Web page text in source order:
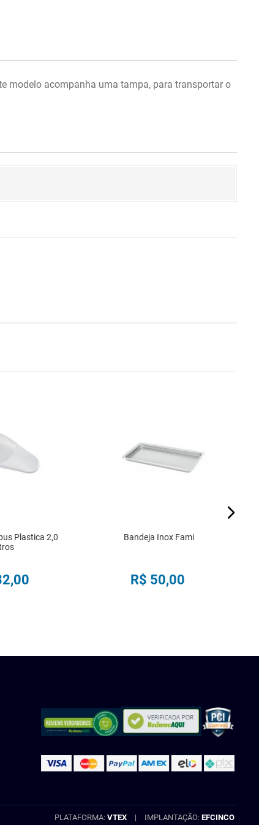
modelo acompanha uma tampa, para transportar o
Plastica 2,0
,00
Bandeja Inox Fami
R$ 50,00
PLATAFORMA: VTEX | IMPLANTAÇÃO: EFCINCO